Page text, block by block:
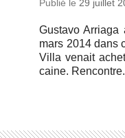
Publié le29 juillet
Gustavo
mars 2014 dans
Villa venait
caine. Rencontre.